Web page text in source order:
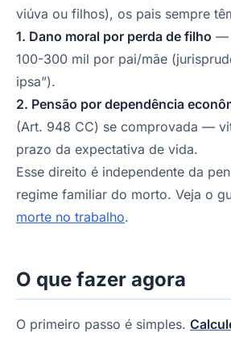
viúva ou filhos), os pais sempre
1. Dano moral por perda de filho —
100-300 mil por pai/mãe
ipsa”).
2. Pensão por dependência
(Art. 948 CC) se comprovada —
prazo da expectativa de vida.
Esse direito é independente da
regime familiar do morto. Veja o
morte no trabalho.
O que fazer agora
O primeiro passo é simples.